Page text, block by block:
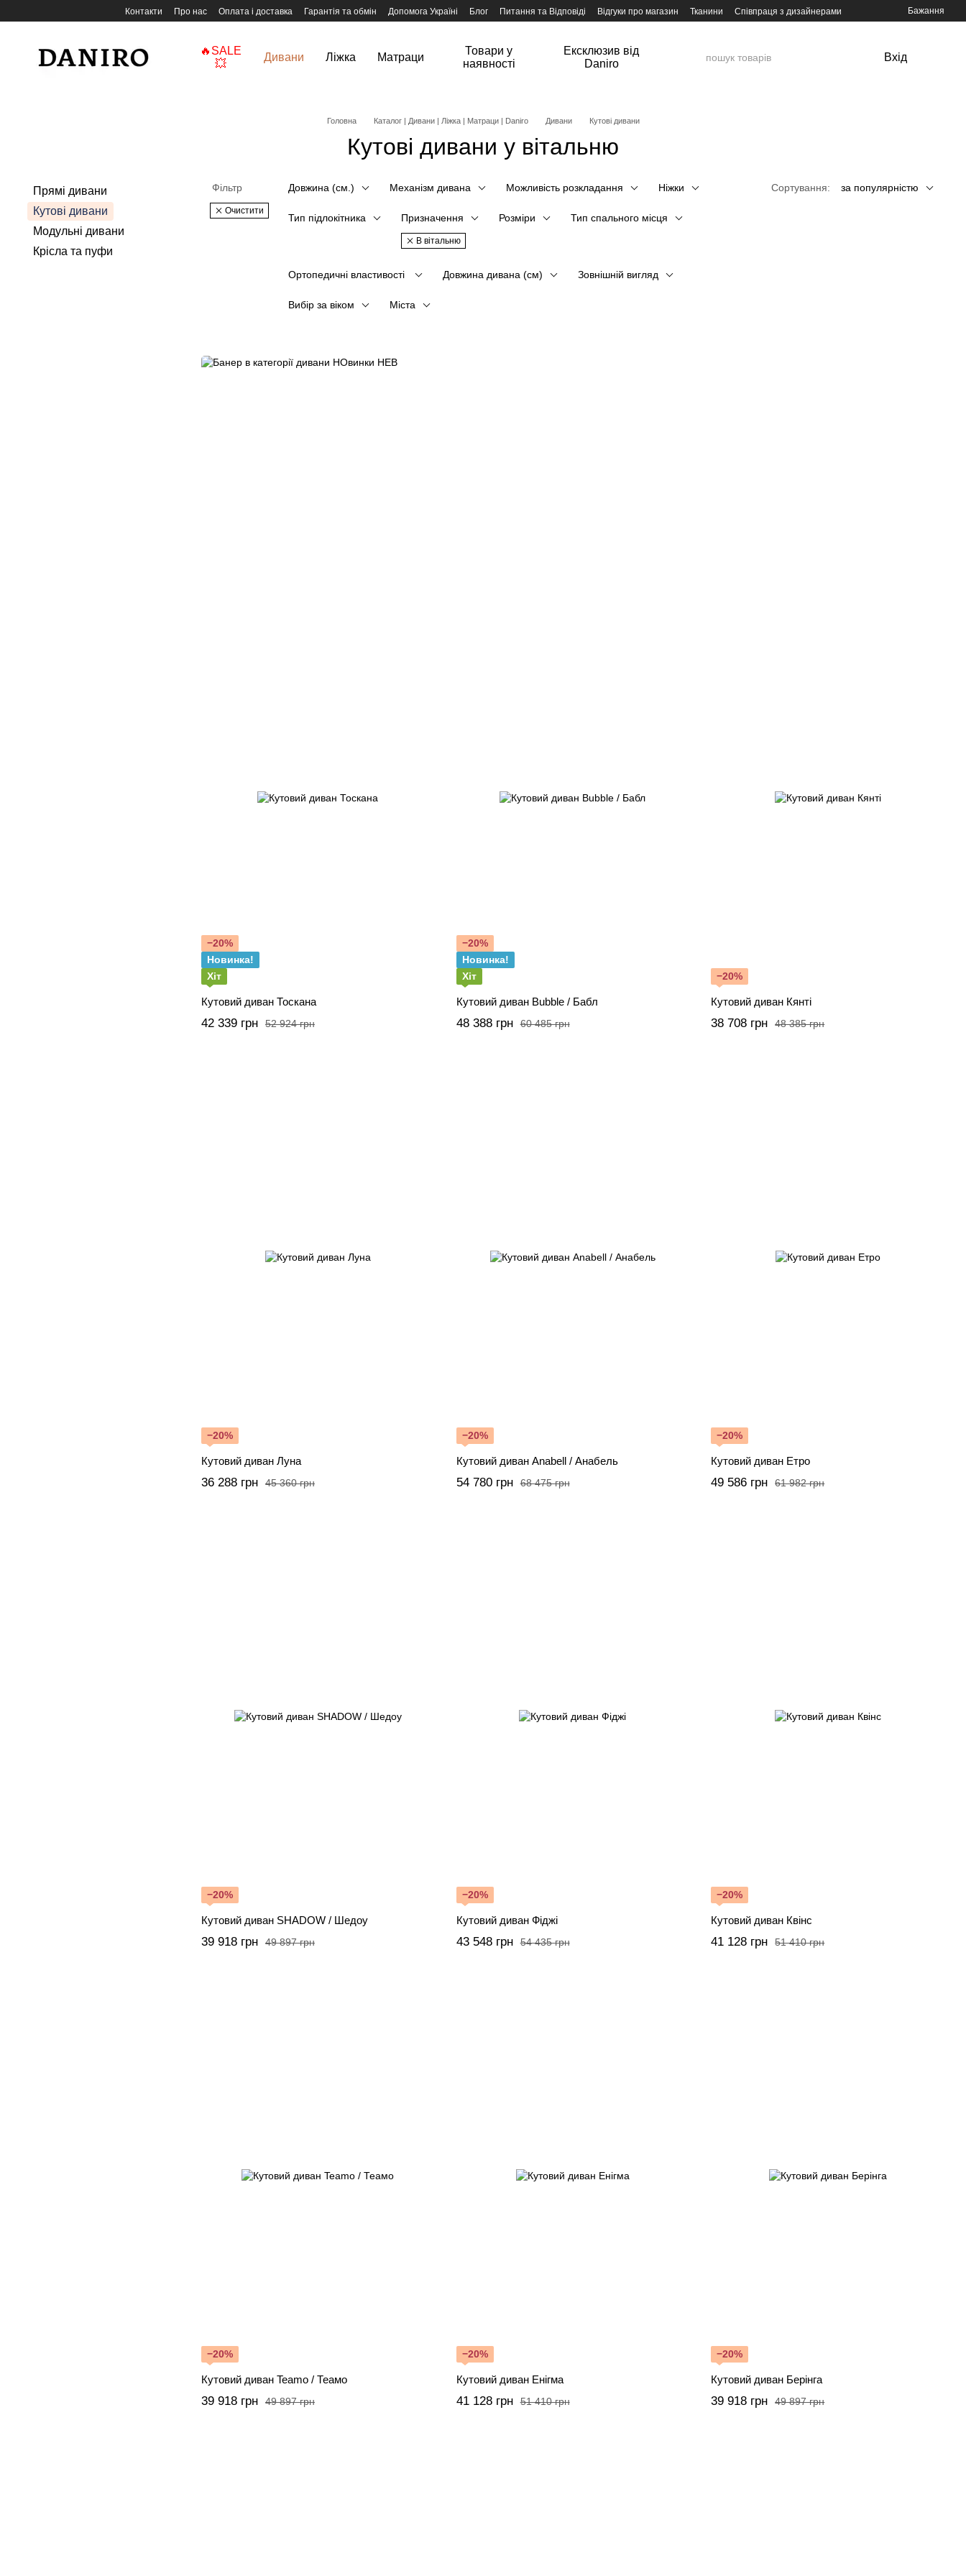
Перейти до основного контенту
Контакти Про нас Оплата і доставка Гарантія та обмін Допомога Україні Блог Питання та Відповіді Відгуки про магазин Тканини Співпраця з дизайнерами Бажання
🔥SALE
💥
Дивани Ліжка Матраци
Товари у
наявності
Ексклюзив від
Daniro
Вхід
Головна Каталог | Дивани | Ліжка | Матраци | Daniro Дивани Кутові дивани
Кутові дивани у вітальню
Фільтр
Очистити
Довжина (см.) Механізм дивана Можливість розкладання Ніжки
Тип підлокітника Призначення
В вітальню
Розміри Тип спального місця
Ортопедичні властивості Довжина дивана (см) Зовнішній вигляд
Вибір за віком Міста
Сортування: за популярністю
−20%
Новинка!
Хіт
Кутовий диван Тоскана
52 924 грн
42 339 грн
−20%
Новинка!
Хіт
Кутовий диван Bubble / Бабл
60 485 грн
48 388 грн
−20%
Кутовий диван Кянті
48 385 грн
38 708 грн
−20%
Кутовий диван Луна
45 360 грн
36 288 грн
−20%
Кутовий диван Anabell / Анабель
68 475 грн
54 780 грн
−20%
Кутовий диван Етро
61 982 грн
49 586 грн
−20%
Кутовий диван SHADOW / Шедоу
49 897 грн
39 918 грн
−20%
Кутовий диван Фіджі
54 435 грн
43 548 грн
−20%
Кутовий диван Квінс
51 410 грн
41 128 грн
−20%
Кутовий диван Teamo / Теамо
49 897 грн
39 918 грн
−20%
Кутовий диван Енігма
51 410 грн
41 128 грн
−20%
Кутовий диван Берінга
49 897 грн
39 918 грн
Прямі дивани
Кутові дивани
Модульні дивани
Крісла та пуфи